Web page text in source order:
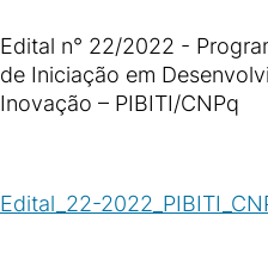
Edital n° 22/2022 -
de Iniciação em
Inovação – PIBITI/CNPq
Edital_22-